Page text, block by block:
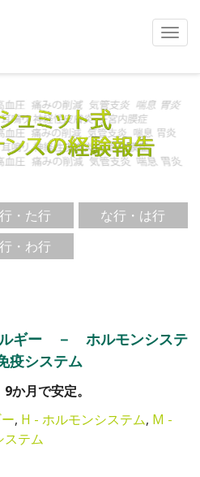
ナ
ゲ
シ
ョ
ン
を
・た行
な行・は行
・わ行
ギー － ホルモンシステ
疫システム
か月で安定。
, H - ホルモンシステム, M -
ステム